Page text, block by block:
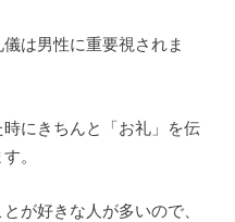
は男性に重要視されま
にきちんと「お礼」を伝
。
が好きな人が多いので、